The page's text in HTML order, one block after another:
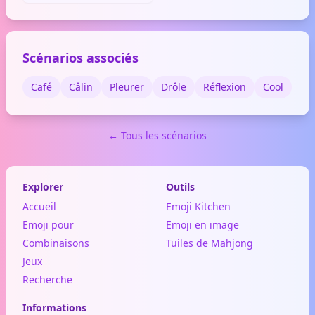
bien-être.
Scénarios associés
Café Câlin Pleurer Drôle Réflexion Cool
← Tous les scénarios
Explorer
Accueil
Emoji pour
Combinaisons
Jeux
Recherche
Outils
Emoji Kitchen
Emoji en image
Tuiles de Mahjong
Informations